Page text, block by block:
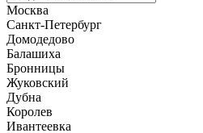
Москва
Санкт-Петербург
Домодедово
Балашиха
Бронницы
Жуковский
Дубна
Королев
Ивантеевка